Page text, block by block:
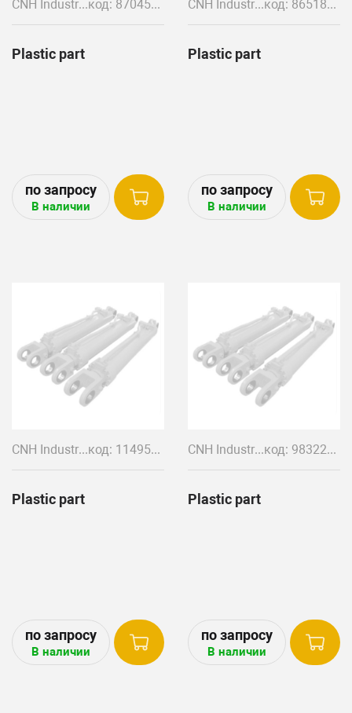
CNH Industrial код: 87045794
Plastic part
В наличии
CNH Industrial код: 86518392+86518393
Plastic part
В наличии
CNH Industrial код: 114952A1+ 114951A1
Plastic part
В наличии
CNH Industrial код: 9832294
Plastic part
В наличии